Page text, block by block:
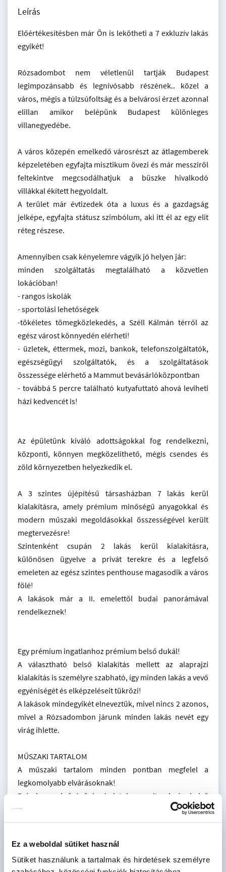
Ez a weboldal sütiket használ
Sütiket használunk a tartalmak és hirdetések személyre
Leírás
Előértékesítésben már Ön is lekötheti a 7 exkluzív lakás
egyikét!
Rózsadombot nem véletlenül tartják Budapest
legimpozánsabb és legnívósabb részének.. közel a
város, mégis a túlzsúfoltság és a belvárosi érzet azonnal
elillan amikor belépünk Budapest különleges
villanegyedébe.
A város közepén emelkedő városrészt az átlagemberek
képzeletében egyfajta misztikum övezi és már messziről
feltekintve megcsodálhatjuk a büszke hivalkodó
villákkal ékített hegyoldalt.
A terület már évtizedek óta a luxus és a gazdagság
jelképe, egyfajta státusz szimbólum, aki itt él az egy elit
réteg részese.
Amennyiben csak kényelemre vágyik jó helyen jár:
minden szolgáltatás megtalálható a közvetlen
lokációban!
- rangos iskolák
- sportolási lehetőségek
-tökéletes tömegközlekedés, a Széll Kálmán térről az
egész várost könnyedén elérheti!
- üzletek, éttermek, mozi, bankok, telefonszolgáltatók,
egészségügyi szolgáltatók, és a szolgáltatások
összessége elérhető a Mammut bevásárlóközpontban
- továbbá 5 percre található kutyafuttató ahová leviheti
házi kedvencét is!
Az épületünk kiváló adottságokkal fog rendelkezni,
központi, könnyen megközelíthető, mégis csendes és
zöld környezetben helyezkedik el.
A 3 szintes újépítésű társasházban 7 lakás kerül
kialakításra, amely prémium minőségű anyagokkal és
modern műszaki megoldásokkal összességével került
megtervezésre!
Szintenként csupán 2 lakás kerül kialakításra,
különösen ügyelve a privát terekre és a legfelső
emeleten az egész szintes penthouse magasodik a város
fölé!
A lakások már a II. emelettől budai panorámával
rendelkeznek!
Egy prémium ingatlanhoz prémium belső dukál!
A választható belső kialakítás mellett az alaprajzi
kialakítás is személyre szabható, így minden lakás a vevő
egyéniségét és elképzeléseit tükrözi!
A lakások mindegyikét elneveztük, mivel nincs 2 azonos,
mivel a Rózsadombon járunk minden lakás nevét egy
virág ihlette.
MŰSZAKI TARTALOM
A műszaki tartalom minden pontban megfelel a
legkomolyabb elvárásoknak!
Prémium minőségű burkolatok, szaniterek és belső
ajtók a vevők elképzelései szerint!
A lakások hűtését és fűtését hőszivattyú biztosítja!
teremgarázshely 18 MFT/db
tároló egyedi áron vásárolható!